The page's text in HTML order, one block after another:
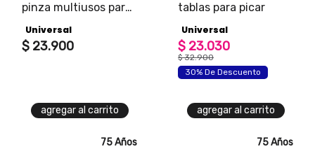
pinza multiusos para
Universal
$ 23.900
agregar al carrito
tablas para picar
Universal
$ 23.030
$ 32.900
30% De Descuento
agregar al carrito
75 Años 75 Años